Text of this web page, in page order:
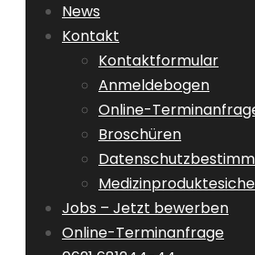
News
Kontakt
Kontaktformular
Anmeldebogen
Online-
Broschüren
Jobs – Jetzt bewerben
Online-Terminanfrage